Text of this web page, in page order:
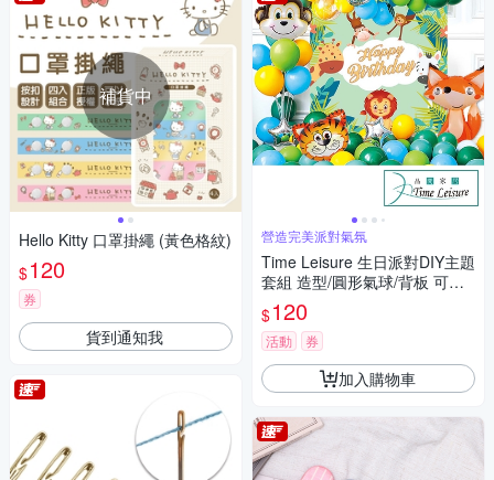
補貨中
Hello Kitty 口罩掛繩 (黃色格紋)
$120
券
貨到通知我
營造完美派對氣氛
Time Leisure 生日派對DIY主題
套組 造型/圓形氣球/背板 可愛
動物
$120
活動 券
加入購物車